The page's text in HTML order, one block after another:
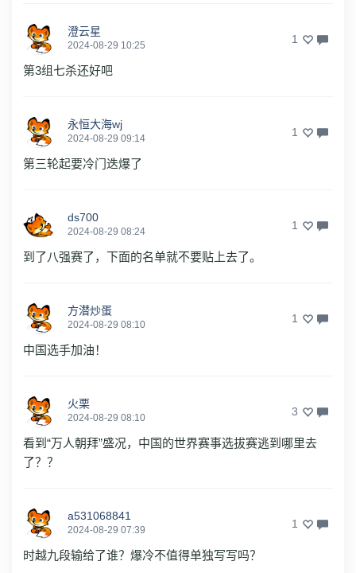
澄云星
2024-08-29 10:25 1
第3组七杀还好吧
永恒大海wj
2024-08-29 09:14 1
第三轮起要冷门迭爆了
ds700
2024-08-29 08:24 1
到了八强赛了，下面的名单就不要贴上去了。
方潜炒蛋
2024-08-29 08:10 1
中国选手加油！
火栗
2024-08-29 08:10 3
看到“万人朝拜”盛况，中国的世界赛事选拔赛逃到哪里去
了？？
a531068841
2024-08-29 07:39 1
时越九段输给了谁？爆冷不值得单独写写吗？